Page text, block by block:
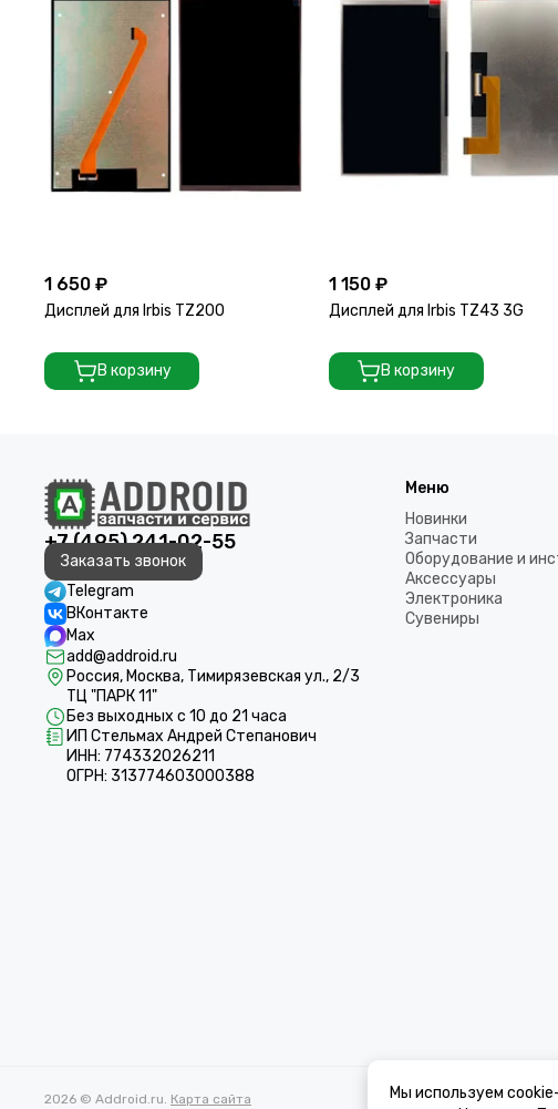
1 650 ₽
Дисплей для Irbis TZ200
В корзину
1 150 ₽
Дисплей для Irbis TZ43 3G
В корзину
+7 (495) 241-02-55
Заказать звонок
Telegram
ВКонтакте
Max
add@addroid.ru
Россия, Москва, Тимирязевская ул., 2/3
ТЦ "ПАРК 11"
Без выходных с 10 до 21 часа
ИП Стельмах Андрей Степанович
ИНН: 774332026211
ОГРН: 313774603000388
Меню
Новинки
Запчасти
Оборудование и
Аксессуары
Электроника
Сувениры
2026 © Addroid.ru. Карта сайта
Мы используем